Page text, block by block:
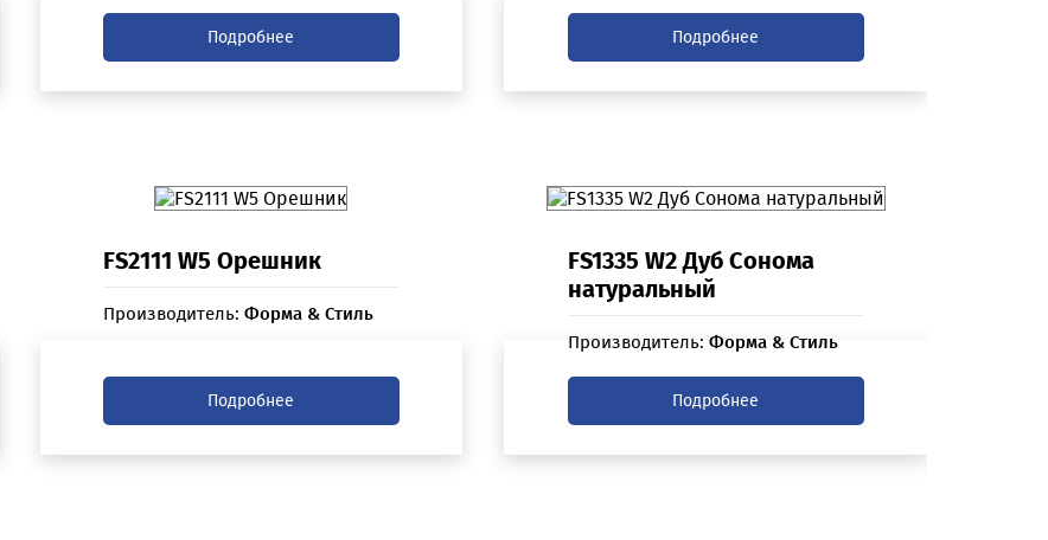
Подробнее Подробнее
FS2111 W5 Орешник
Производитель: Форма & Стиль
Подробнее
FS1335 W2 Дуб Сонома
натуральный
Производитель: Форма & Стиль
Подробнее